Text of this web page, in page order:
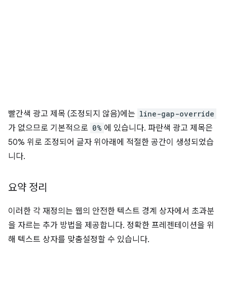
빨간색 광고 제목 (조정되지 않음)에는 line-gap-override
가 없으므로 기본적으로 0% 에 있습니다. 파란색 광고 제목은
50% 위로 조정되어 글자 위아래에 적절한 공간이 생성되었습
니다.
요약 정리
이러한 각 재정의는 웹의 안전한 텍스트 경계 상자에서 초과분
을 자르는 추가 방법을 제공합니다. 정확한 프레젠테이션을 위
해 텍스트 상자를 맞춤설정할 수 있습니다.